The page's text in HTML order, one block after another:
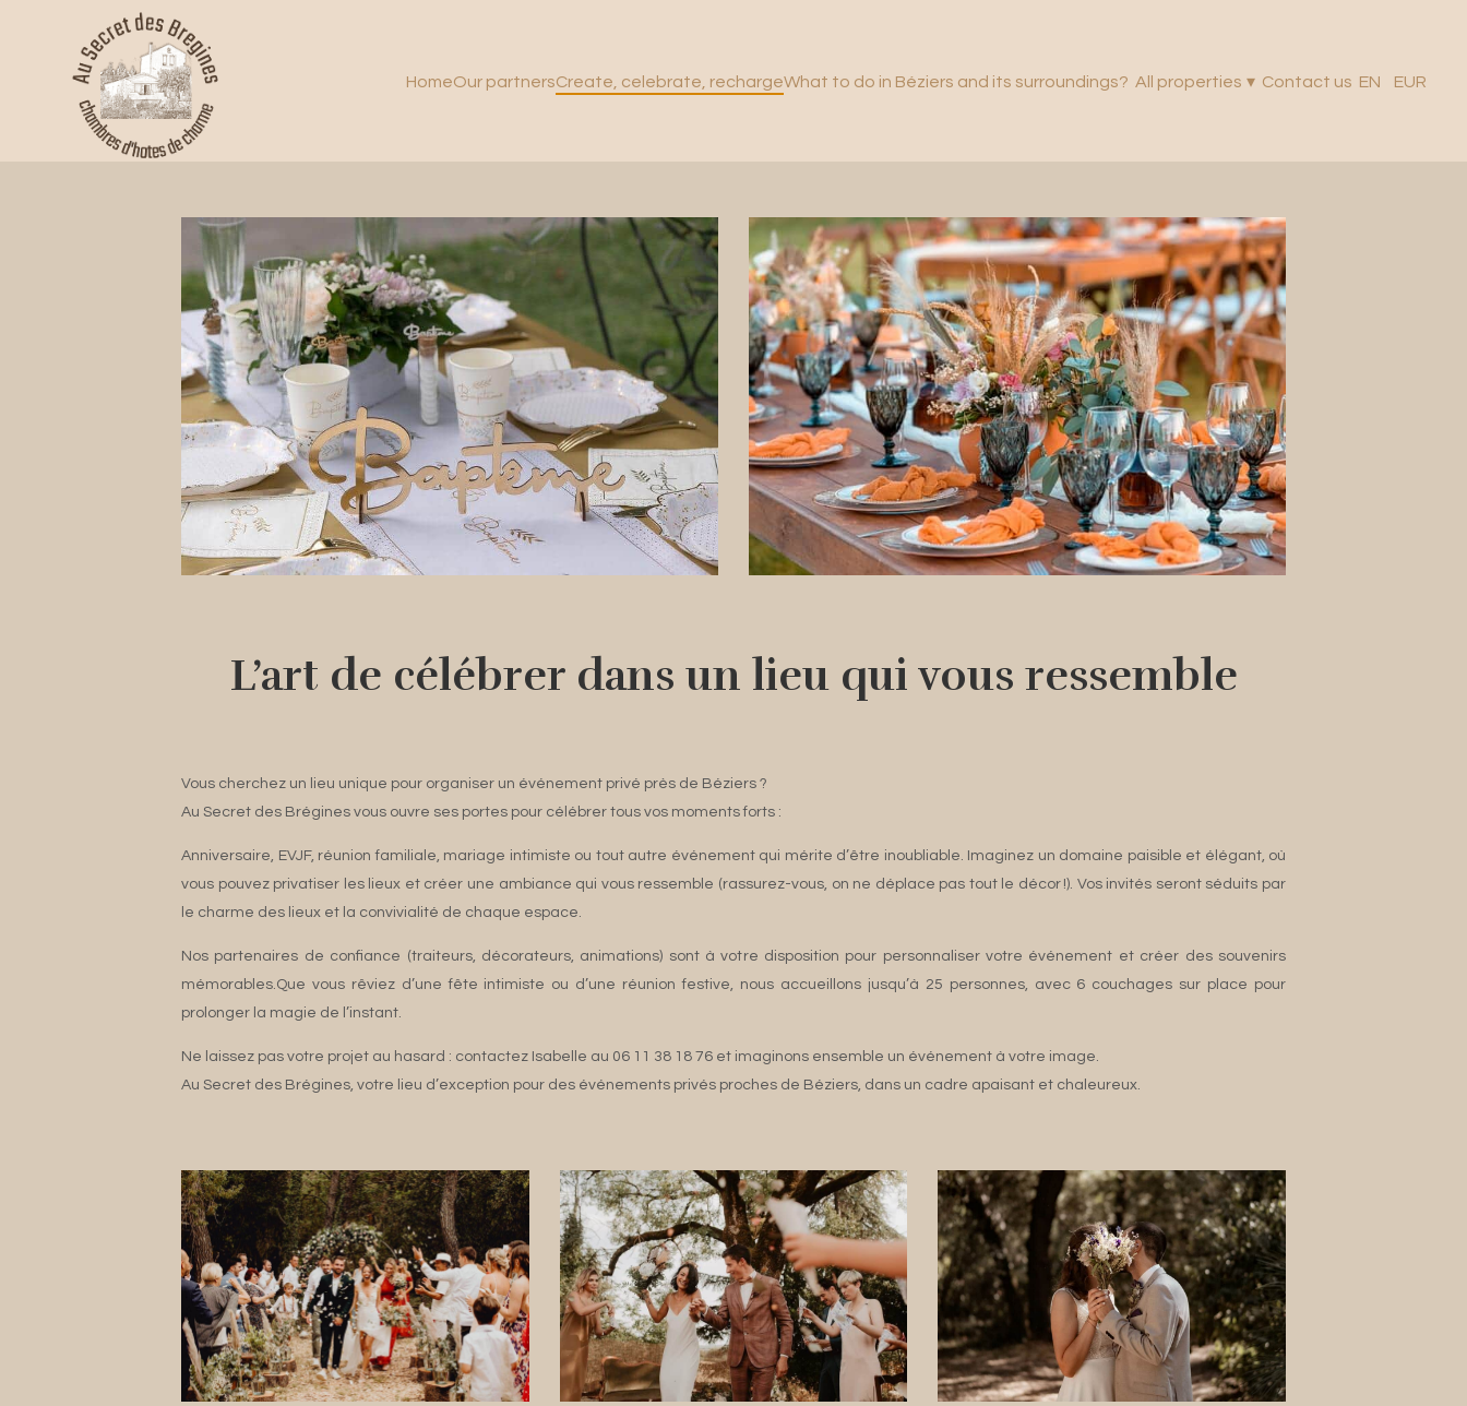
L’art de célébrer dans un lieu qui vous ressemble
Vous cherchez un lieu unique pour organiser un événement privé près de Béziers ?
Au Secret des Brégines vous ouvre ses portes pour célébrer tous vos moments forts :
Anniversaire, EVJF, réunion familiale, mariage intimiste ou tout autre événement qui mérite d’être inoubliable. Imaginez un domaine paisible et élégant, où
vous pouvez privatiser les lieux et créer une ambiance qui vous ressemble (rassurez-vous, on ne déplace pas tout le décor !). Vos invités seront séduits par
le charme des lieux et la convivialité de chaque espace.
Nos partenaires de confiance (traiteurs, décorateurs, animations) sont à votre disposition pour personnaliser votre événement et créer des souvenirs
mémorables.Que vous rêviez d’une fête intimiste ou d’une réunion festive, nous accueillons jusqu’à 25 personnes, avec 6 couchages sur place pour
prolonger la magie de l’instant.
Ne laissez pas votre projet au hasard : contactez Isabelle au 06 11 38 18 76 et imaginons ensemble un événement à votre image.
Au Secret des Brégines, votre lieu d’exception pour des événements privés proches de Béziers, dans un cadre apaisant et chaleureux.